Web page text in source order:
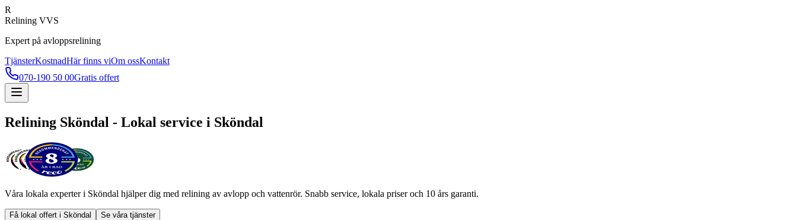
R
Relining VVS
Expert på avloppsrelining
TjänsterKostnadHär finns viOm ossKontakt
070-190 50 00Gratis offert
Relining Sköndal - Lokal service i Sköndal
Våra lokala experter i Sköndal hjälper dig med relining av avlopp och vattenrör. Snabb service, lokala priser och 10 års garanti.
Få lokal offert i Sköndal Se våra tjänster